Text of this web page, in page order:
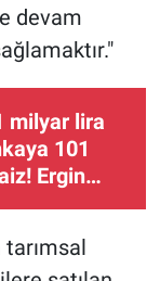
devam
milyar lira
101
Ergin
yol yol